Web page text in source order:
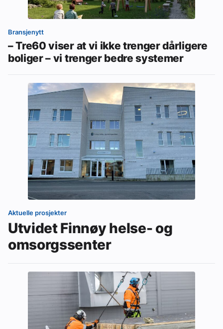
Bransjenytt
– Tre60 viser at vi ikke trenger dårligere
boliger – vi trenger bedre systemer
Aktuelle prosjekter
Utvidet Finnøy helse- og
omsorgssenter